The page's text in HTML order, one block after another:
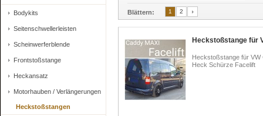
Bodykits
Seitenschwellerleisten
Scheinwerferblende
Frontstoßstange
Heckansatz
Motorhauben / Verlängerungen
Heckstoßstangen
Blättern: 1 2
Heckstoßstange für
Heckstoßstange für VW
Heck Schürze Facelift